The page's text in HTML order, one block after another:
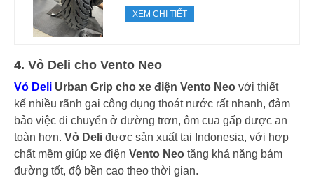
XEM CHI TIẾT
4. Vỏ Deli cho Vento Neo
Vỏ Deli Urban Grip cho xe điện Vento Neo với thiết
kế nhiều rãnh gai công dụng thoát nước rất nhanh, đảm
bảo việc di chuyển ở đường trơn, ôm cua gấp được an
toàn hơn. Vỏ Deli được sản xuất tại Indonesia, với hợp
chất mềm giúp xe điện Vento Neo tăng khả năng bám
đường tốt, độ bền cao theo thời gian.